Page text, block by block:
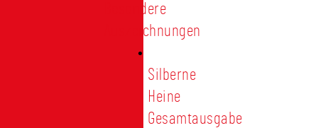
Besondere
Auszeichnungen
Silberne
Heine
Gesamtausgabe